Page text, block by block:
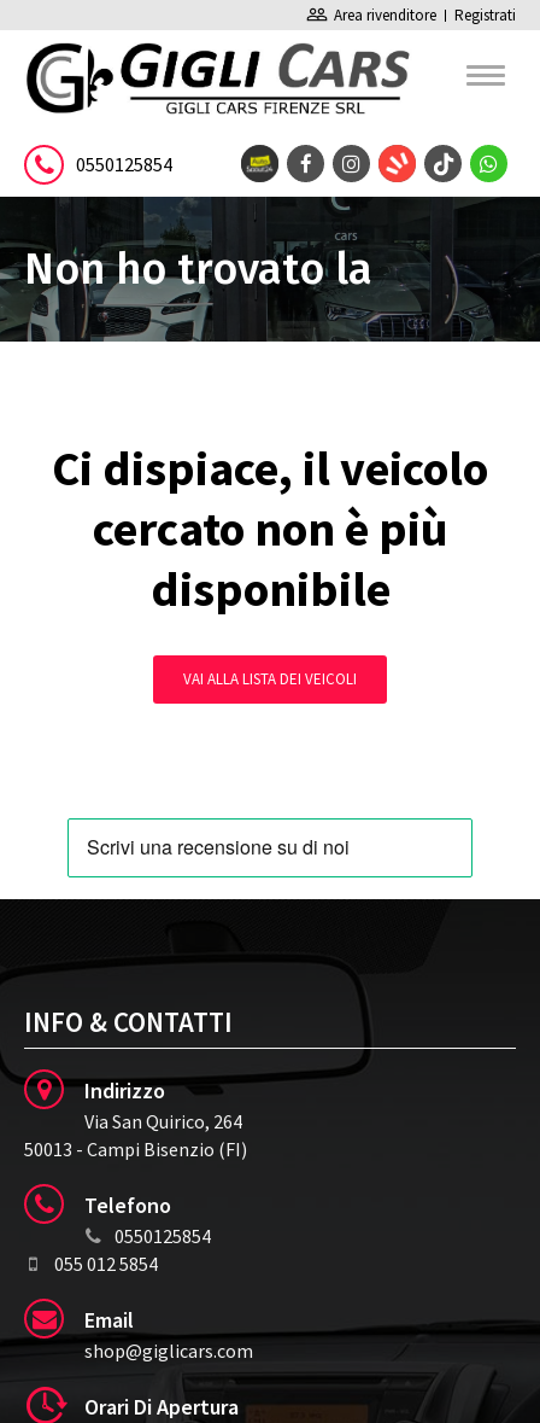
people_outline Area rivenditore Registrati
0550125854
Non ho trovato la
Ci dispiace, il veicolo
cercato non è più
disponibile
VAI ALLA LISTA DEI VEICOLI
INFO & CONTATTI
Indirizzo
Via San Quirico, 264
50013 - Campi Bisenzio (FI)
Telefono
0550125854
055 012 5854
Email
shop@giglicars.com
Orari Di Apertura